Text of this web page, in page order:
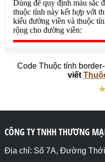
<div style="border-
0.3);">border-color:
<div style="border-
color: transparent;</
</body>
Code Thuộc tính
viết
★
★
CÔNG TY TNHH THƯƠNG
Địa chỉ: Số 7A, Đường